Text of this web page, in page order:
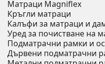
Матраци Мagniflex
Кръгли матраци
Калъфи за матраци и
Уред за почистване на
Подматрачни рамки и
Дървени подматрачни